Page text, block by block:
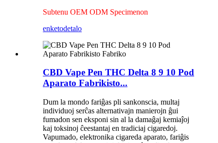
Subtenu OEM ODM Specimenon
enketodetalo
CBD Vape Pen THC Delta 8 9 10 Pod
Aparato Fabrikisto...
Dum la mondo fariĝas pli sankonscia, multaj
individuoj serĉas alternativajn manierojn ĝui
fumadon sen eksponi sin al la damaĝaj kemiaĵoj
kaj toksinoj ĉeestantaj en tradiciaj cigaredoj.
Vapumado, elektronika cigareda aparato, fariĝis